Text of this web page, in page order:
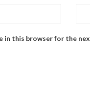
in this browser for the